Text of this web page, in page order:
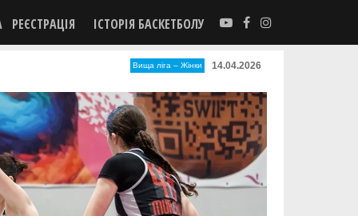
РЕЄСТРАЦІЯ ІСТОРІЯ БАСКЕТБОЛУ
Вища лiга – Жiнки 14.04.2026